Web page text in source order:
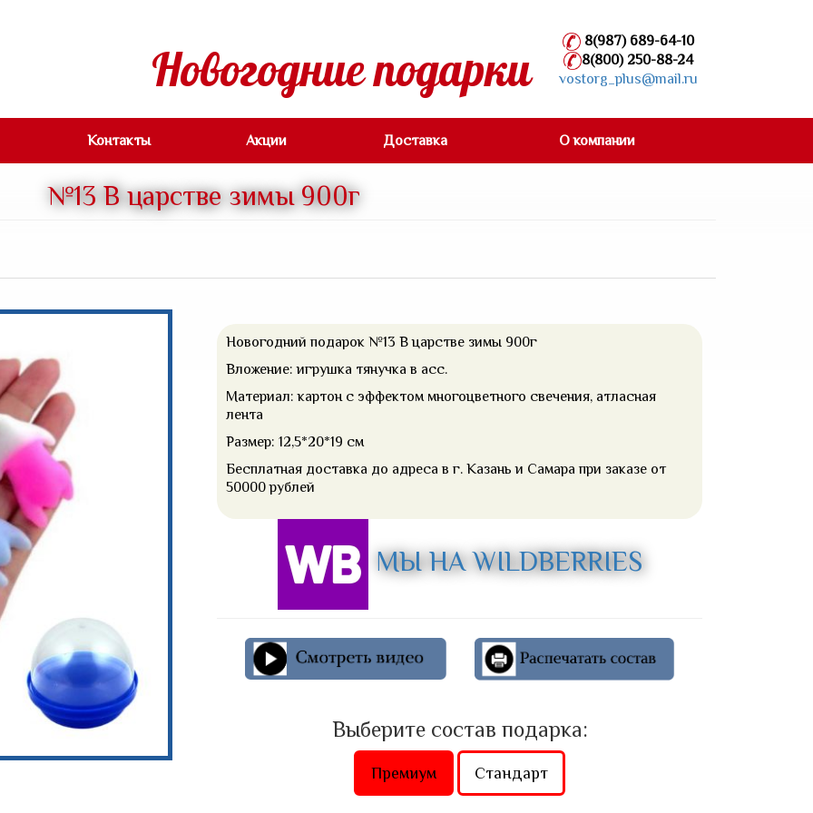
8(987) 689-64-10
8(800) 250-88-24
vostorg_plus@mail.ru
Новогодние подарки
Контакты Акции Доставка О компании
№13 В царстве зимы 900г
Новогодний подарок №13 В царстве зимы 900г
Вложение: игрушка тянучка в асс.
Материал: картон с эффектом многоцветного свечения, атласная
лента
Размер: 12,5*20*19 см
Бесплатная доставка до адреса в г. Казань и Самара при заказе от
50000 рублей
МЫ НА WILDBERRIES
Выберите состав подарка:
Премиум Стандарт